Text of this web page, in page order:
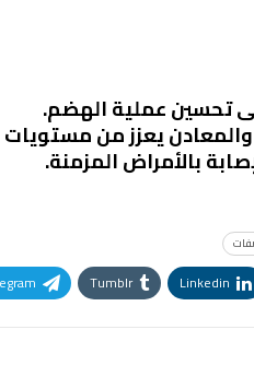
تحسين عملية الهضم.
والمعادن يعزز من
بالأمراض المزمنة.
Linkedin
Tumblr